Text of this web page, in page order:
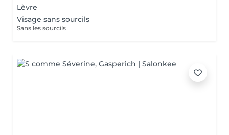
Lèvre
Visage sans sourcils
Sans les sourcils